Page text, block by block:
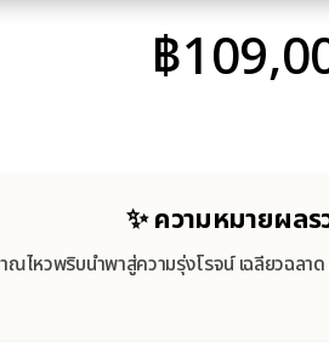
฿
✨ ความหมายผลร
ณไหวพริบนำพาสู่ความรุ่งโรจน์ เฉลียวฉลา